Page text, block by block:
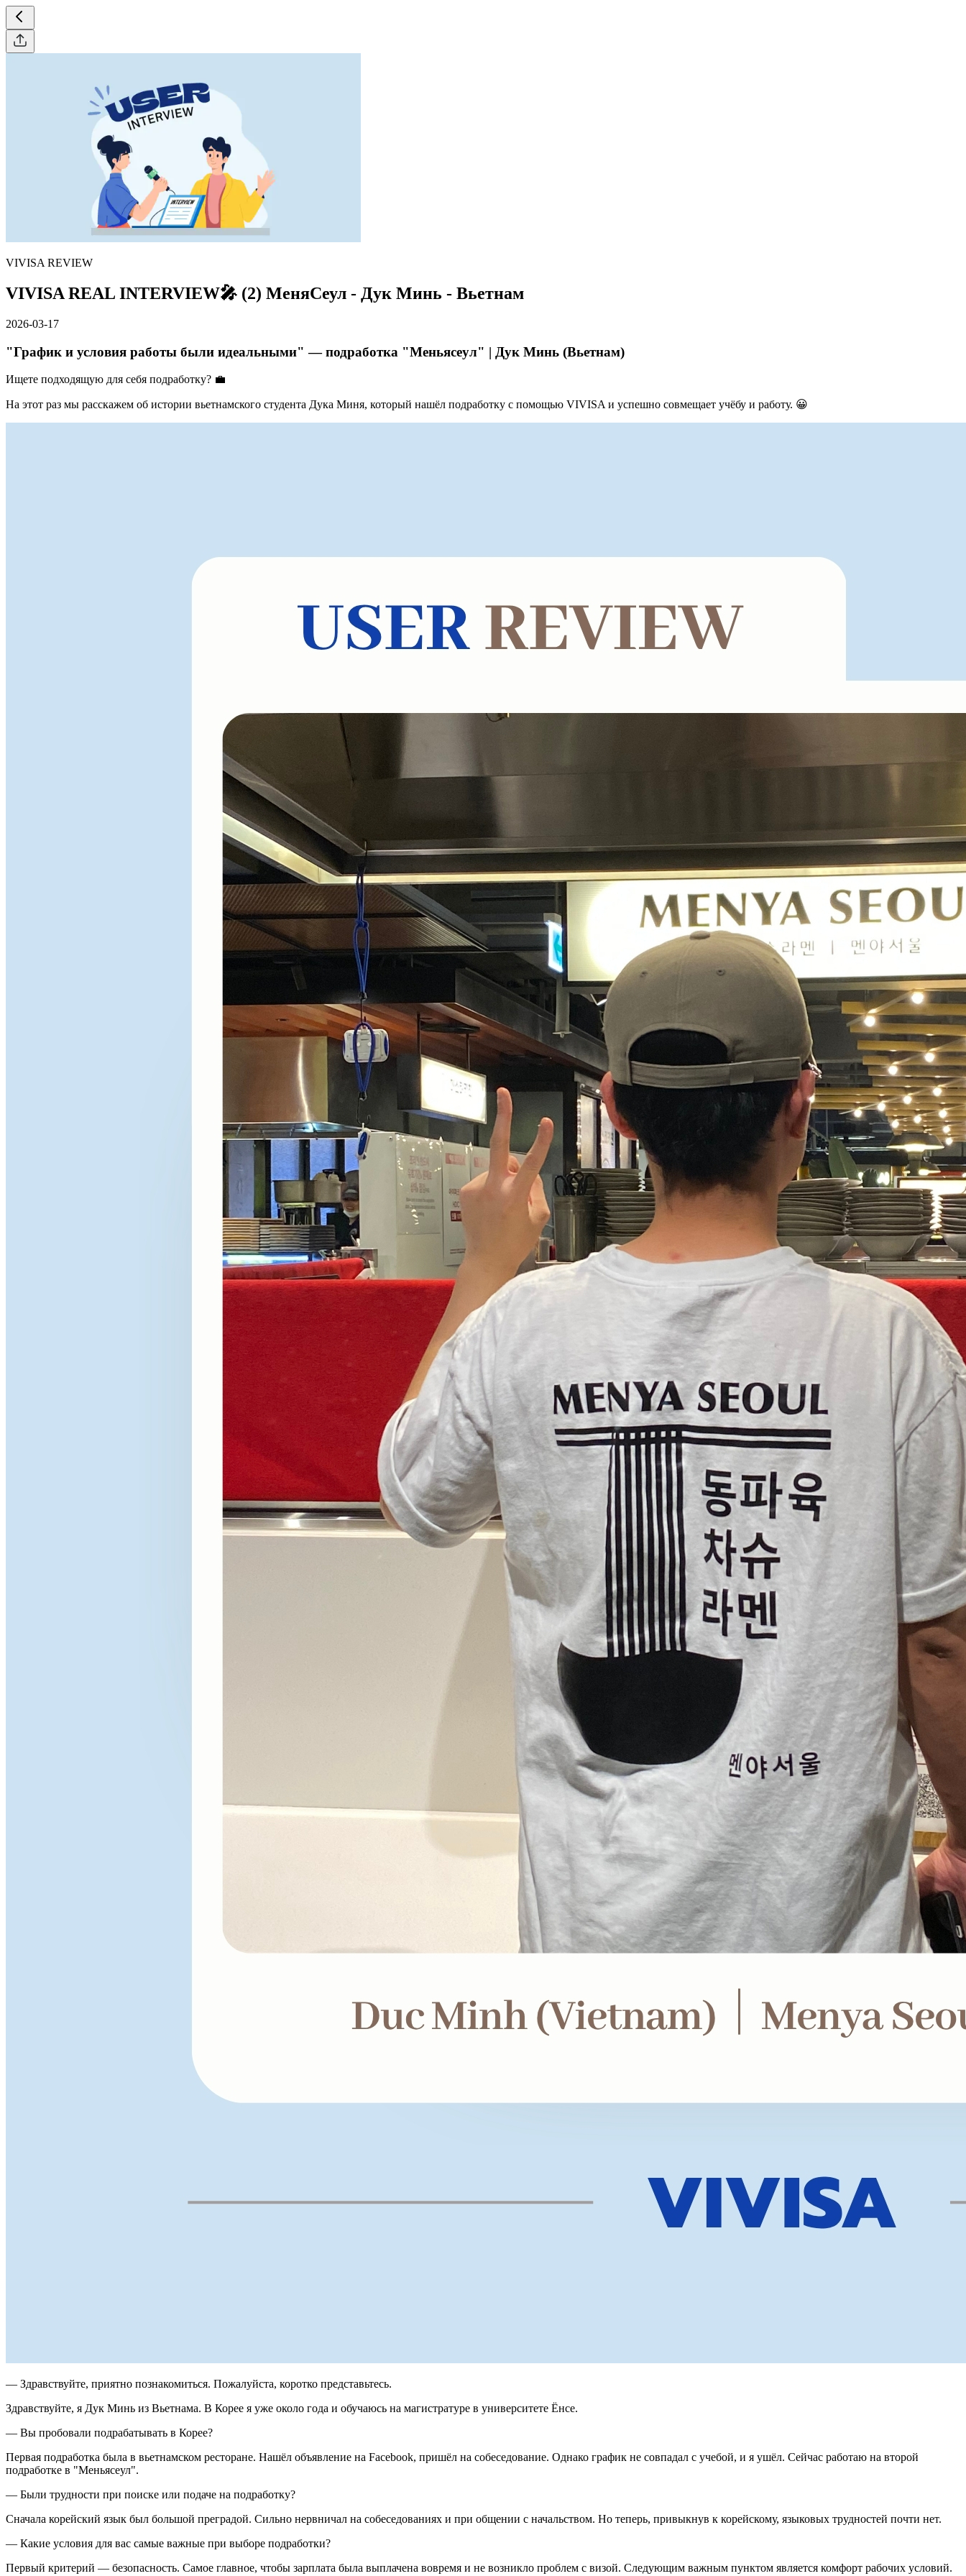
VIVISA REVIEW
VIVISA REAL INTERVIEW🎤 (2) МеняСеул - Дук Минь - Вьетнам
2026-03-17
"График и условия работы были идеальными" — подработка "Меньясеул" | Дук Минь (Вьетнам)
Ищете подходящую для себя подработку? 💼
На этот раз мы расскажем об истории вьетнамского студента Дука Миня, который нашёл подработку с помощью VIVISA и успешно совмещает учёбу и работу. 😀
— Здравствуйте, приятно познакомиться. Пожалуйста, коротко представьтесь.
Здравствуйте, я Дук Минь из Вьетнама. В Корее я уже около года и обучаюсь на магистратуре в университете Ёнсе.
— Вы пробовали подрабатывать в Корее?
Первая подработка была в вьетнамском ресторане. Нашёл объявление на Facebook, пришёл на собеседование. Однако график не совпадал с учебой, и я ушёл. Сейчас работаю на второй
подработке в "Меньясеул".
— Были трудности при поиске или подаче на подработку?
Сначала корейский язык был большой преградой. Сильно нервничал на собеседованиях и при общении с начальством. Но теперь, привыкнув к корейскому, языковых трудностей почти нет.
— Какие условия для вас самые важные при выборе подработки?
Первый критерий — безопасность. Самое главное, чтобы зарплата была выплачена вовремя и не возникло проблем с визой. Следующим важным пунктом является комфорт рабочих условий.